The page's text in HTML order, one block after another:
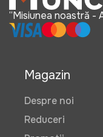
“Misiunea noastră -
Magazin
Despre noi
Reduceri